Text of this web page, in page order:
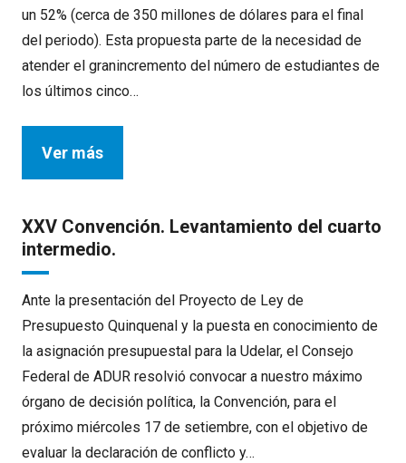
un 52% (cerca de 350 millones de dólares para el final
del periodo). Esta propuesta parte de la necesidad de
atender el granincremento del número de estudiantes de
los últimos cinco…
Ver más
XXV Convención. Levantamiento del cuarto
intermedio.
Ante la presentación del Proyecto de Ley de
Presupuesto Quinquenal y la puesta en conocimiento de
la asignación presupuestal para la Udelar, el Consejo
Federal de ADUR resolvió convocar a nuestro máximo
órgano de decisión política, la Convención, para el
próximo miércoles 17 de setiembre, con el objetivo de
evaluar la declaración de conflicto y…